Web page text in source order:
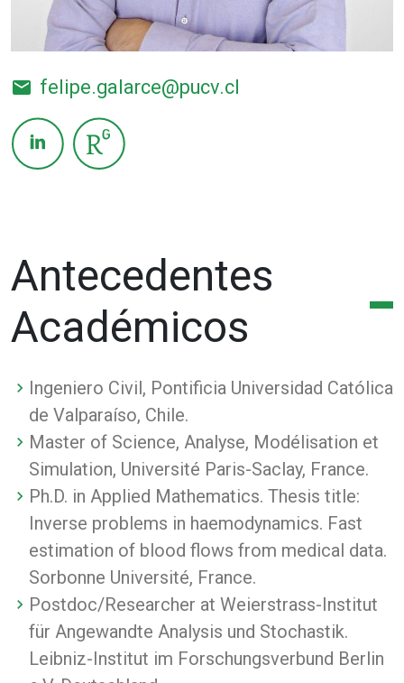
Antecedentes
Académicos
Ingeniero Civil, Pontificia Universidad Católica
de Valparaíso, Chile.
Master of Science, Analyse, Modélisation et
Simulation, Université Paris-Saclay, France.
Ph.D. in Applied Mathematics. Thesis title:
Inverse problems in haemodynamics. Fast
estimation of blood flows from medical data.
Sorbonne Université, France.
Postdoc/Researcher at Weierstrass-Institut
für Angewandte Analysis und Stochastik.
Leibniz-Institut im Forschungsverbund Berlin
email felipe.galarce@pucv.cl